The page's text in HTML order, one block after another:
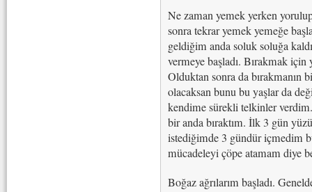
Ne zaman yemek yerken
sonra tekrar yemek yemeğe
geldiğim anda soluk soluğa
vermeye başladı. Bırakmak
Olduktan sonra da bırakmanın
olacaksan bunu bu yaşlar da
kendime sürekli telkinler
bir anda bıraktım. İlk 3 gün
istediğimde 3 gündür içmedim
mücadeleyi çöpe atamam diye
Boğaz ağrılarım başladı.